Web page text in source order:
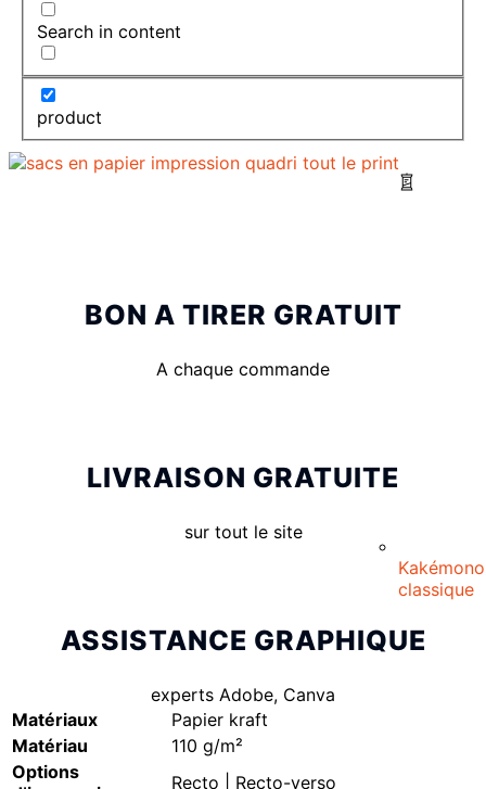
Kakémono
classique
Search in content
product
BON A TIRER GRATUIT
A chaque commande
LIVRAISON GRATUITE
sur tout le site
ASSISTANCE GRAPHIQUE
experts Adobe, Canva
Matériaux
Papier kraft
Matériau
110 g/m²
Options
Recto | Recto-verso